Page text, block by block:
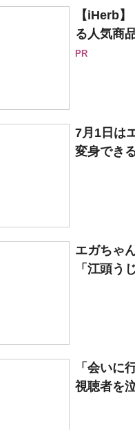
【iHerb
る人気商
PR
7月1日は
変身でき
エガちゃ
「江頭う
「会い
視聴者を